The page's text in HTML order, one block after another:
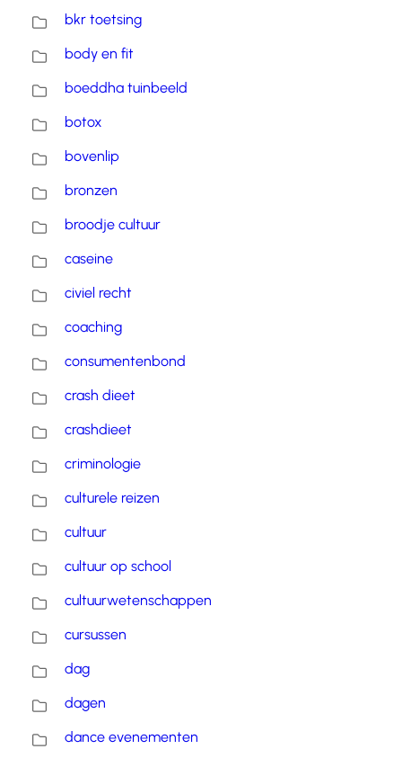
bkr toetsing
body en fit
boeddha tuinbeeld
botox
bovenlip
bronzen
broodje cultuur
caseine
civiel recht
coaching
consumentenbond
crash dieet
crashdieet
criminologie
culturele reizen
cultuur
cultuur op school
cultuurwetenschappen
cursussen
dag
dagen
dance evenementen